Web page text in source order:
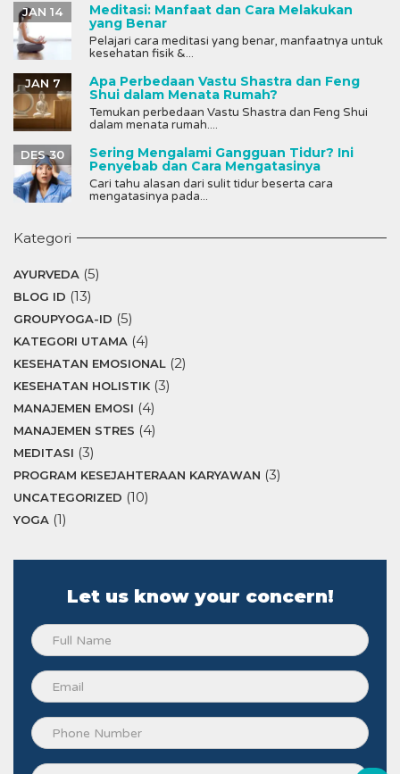
Meditasi: Manfaat dan Cara Melakukan
yang Benar
JAN 14
Pelajari cara meditasi yang benar, manfaatnya untuk
kesehatan fisik &...
Apa Perbedaan Vastu Shastra dan Feng
Shui dalam Menata Rumah?
JAN 7
Temukan perbedaan Vastu Shastra dan Feng Shui
dalam menata rumah....
Sering Mengalami Gangguan Tidur? Ini
Penyebab dan Cara Mengatasinya
DES 30
Cari tahu alasan dari sulit tidur beserta cara
mengatasinya pada...
Kategori
AYURVEDA (5)
BLOG ID (13)
GROUPYOGA-ID (5)
KATEGORI UTAMA (4)
KESEHATAN EMOSIONAL (2)
KESEHATAN HOLISTIK (3)
MANAJEMEN EMOSI (4)
MANAJEMEN STRES (4)
MEDITASI (3)
PROGRAM KESEJAHTERAAN KARYAWAN (3)
UNCATEGORIZED (10)
YOGA (1)
Let us know your concern!